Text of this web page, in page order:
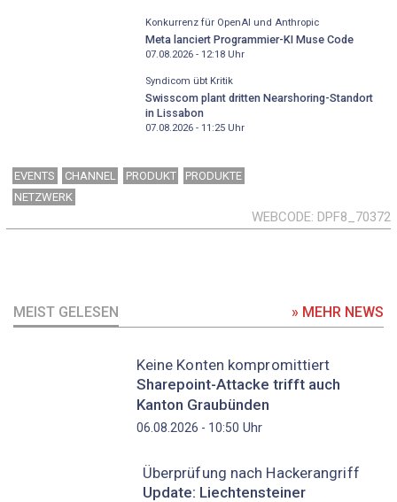
Konkurrenz für OpenAI und Anthropic
Meta lanciert Programmier-KI Muse Code
07.08.2026 - 12:18Uhr
Syndicom übt Kritik
Swisscom plant dritten Nearshoring-Standort
in Lissabon
07.08.2026 - 11:25Uhr
EVENTS CHANNEL PRODUKT
PRODUKTE
NETZWERK
WEBCODE DPF8_70372
MEIST GELESEN » MEHR NEWS
Keine Konten kompromittiert
Sharepoint-Attacke trifft auch
Kanton Graubünden
06.08.2026 - 10:50 Uhr
Überprüfung nach Hackerangriff
Update: Liechtensteiner